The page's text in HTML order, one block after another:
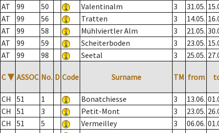
AT
99 50 Valentinalm 3 31.05.
AT
99 56 Tratten 3 14.05.
AT
99 58 Mühlviertler Alm 3 21.05.
AT
99 59 Scheiterboden 3 23.05.
AT
99 98 Seetal 3 25.05.
C ▼ ASSOC No. D Code Surname TM from
CH 51 1 Bonatchiesse 3 13.06.
CH
51 3 Petit-Mont 3 23.05.
CH
51 5 Vermeilley 3 06.06.